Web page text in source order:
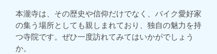
本瀧寺は、その歴史や信仰だけでなく、バイク愛好家
の集う場所としても親しまれており、独自の魅力を持
つ寺院です。ぜひ一度訪れてみてはいかがでしょう
か。